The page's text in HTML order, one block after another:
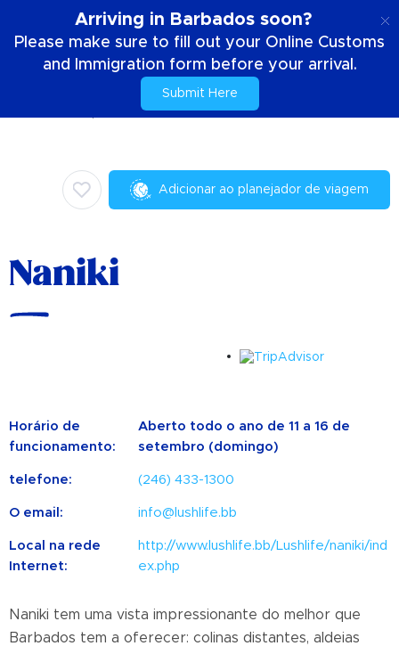
Arriving in Barbados soon?
Please make sure to fill out your Online Customs
and Immigration form before your arrival.
Submit Here
Coisas para fazer Culinária Naniki
Adicionar ao planejador de viagem
Naniki
Horário de
funcionamento:
Aberto todo o ano de 11 a 16 de
setembro (domingo)
telefone: (246) 433-1300
O email: info@lushlife.bb
Local na rede
Internet:
http://www.lushlife.bb/Lushlife/naniki/ind
ex.php
Naniki tem uma vista impressionante do melhor que
Barbados tem a oferecer: colinas distantes, aldeias